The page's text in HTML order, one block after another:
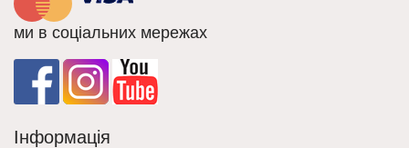
ми в соціальних мережах
Інформація